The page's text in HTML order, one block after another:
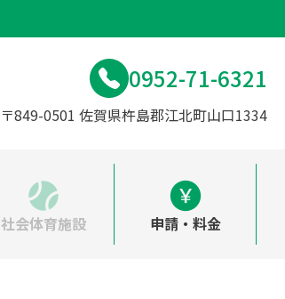
0952-71-6321
〒849-0501 佐賀県杵島郡江北町山口1334
社会体育施設 申請・料金